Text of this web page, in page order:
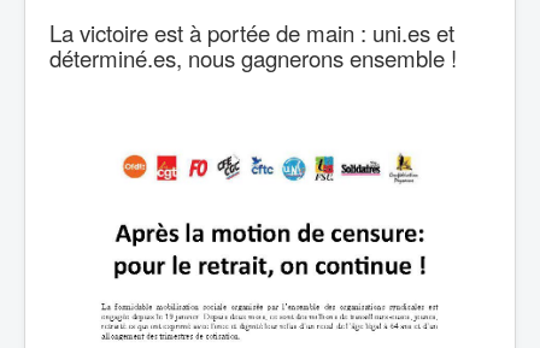
La victoire est à portée de main : uni.es et
déterminé.es, nous gagnerons ensemble !